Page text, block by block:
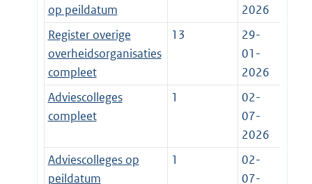
op peildatum
2026
Register overige
overheidsorganisaties
compleet
13
29-
01-
2026
Adviescolleges
compleet
1
02-
07-
2026
Adviescolleges op
peildatum
1
02-
07-